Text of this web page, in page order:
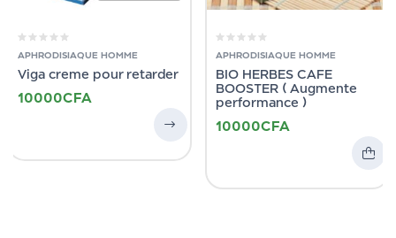
APHRODISIAQUE HOMME
Viga creme pour retarder
10000CFA
APHRODISIAQUE HOMME
BIO HERBES CAFE
BOOSTER ( Augmente
performance )
10000CFA